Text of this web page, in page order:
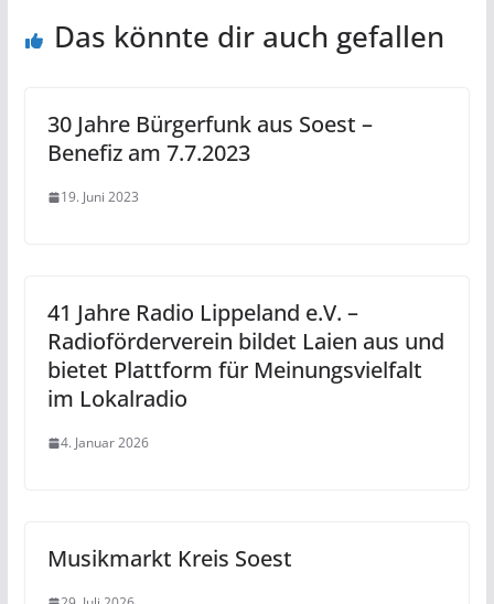
Das könnte dir auch gefallen
30 Jahre Bürgerfunk aus Soest –
Benefiz am 7.7.2023
19. Juni 2023
41 Jahre Radio Lippeland e.V. –
Radioförderverein bildet Laien aus und
bietet Plattform für Meinungsvielfalt
im Lokalradio
4. Januar 2026
Musikmarkt Kreis Soest